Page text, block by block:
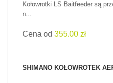
Kołowrotki LS Baitfeeder są
n...
Cena od 355.00 zł
SHIMANO KOŁOWROTEK